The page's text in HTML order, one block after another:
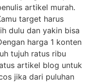
artikel murah.
target harus
dulu dan yakin bisa
harga 1 konten
tujuh ratus ribu
artikel blog untuk
jika dari puluhan